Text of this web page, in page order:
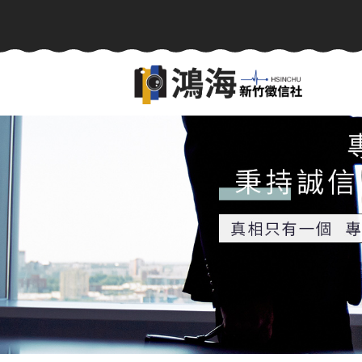
感情挽回、追蹤器定位-相信值得信任的徵信